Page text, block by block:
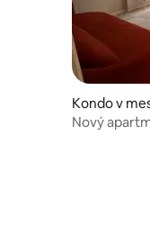
Kondo v
Nový